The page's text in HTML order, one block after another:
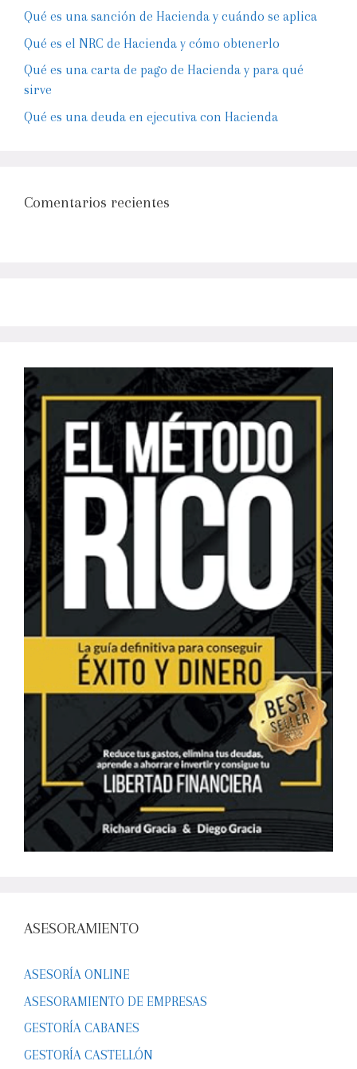
Qué es una sanción de Hacienda y cuándo se aplica
Qué es el NRC de Hacienda y cómo obtenerlo
Qué es una carta de pago de Hacienda y para qué
sirve
Qué es una deuda en ejecutiva con Hacienda
Comentarios recientes
ASESORAMIENTO
ASESORÍA ONLINE
ASESORAMIENTO DE EMPRESAS
GESTORÍA CABANES
GESTORÍA CASTELLÓN